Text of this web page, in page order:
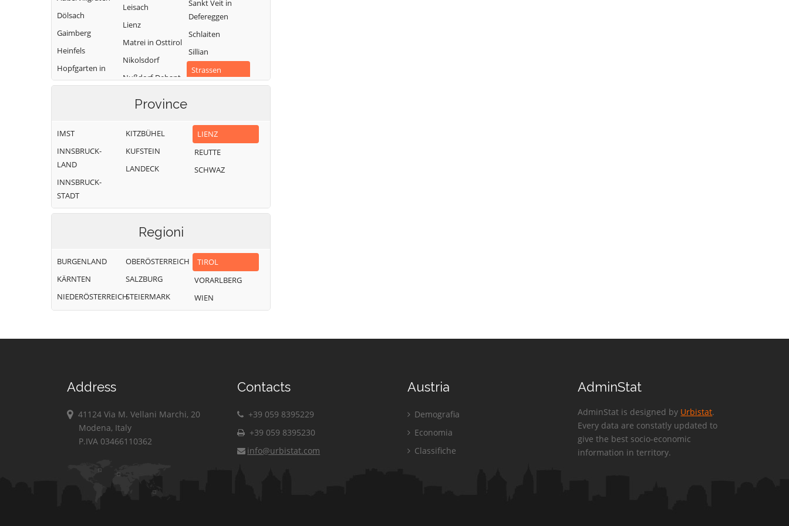
Dölsach
Gaimberg
Heinfels
Hopfgarten in
Defereggen
Leisach
Lienz
Matrei in Osttirol
Nikolsdorf
Nußdorf-Debant
Sankt Veit in
Defereggen
Schlaiten
Sillian
Strassen
Thurn
Untertilliach
Virgen
Province
IMST
INNSBRUCK-
LAND
INNSBRUCK-
STADT
KITZBÜHEL
KUFSTEIN
LANDECK
LIENZ
REUTTE
SCHWAZ
Regioni
BURGENLAND
KÄRNTEN
NIEDERÖSTERREICH
OBERÖSTERREICH
SALZBURG
STEIERMARK
TIROL
VORARLBERG
WIEN
Address
41124 Via M. Vellani Marchi, 20
Modena, Italy
P.IVA 03466110362
Contacts
+39 059 8395229
+39 059 8395230
info@urbistat.com
Austria
Demografia
Economia
Classifiche
AdminStat
AdminStat is designed by Urbistat.
Every data are constatly updated to
give the best socio-economic
information in territory.